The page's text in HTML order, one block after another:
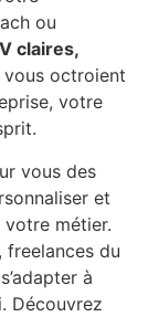
ou
claires,
vous octroient
votre
vous des
et
métier.
freelances du
à
Découvrez